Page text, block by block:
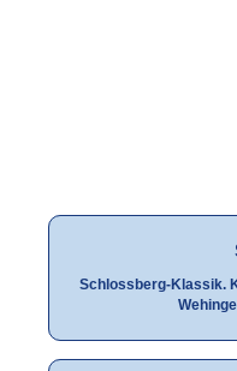
Schlossberg-Klassik.